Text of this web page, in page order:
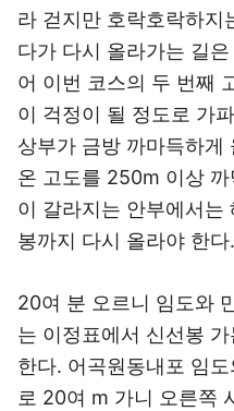
라 걷지만 호락호락하지
다가 다시 올라가는 길
어 이번 코스의 두 번째
이 걱정이 될 정도로 가
상부가 금방 까마득하게
온 고도를 250m 이상
이 갈라지는 안부에서는
봉까지 다시 올라야 한다.
20여 분 오르니 임도와
는 이정표에서 신선봉
한다. 어곡원동내포 임
로 20여 m 가니 오른쪽